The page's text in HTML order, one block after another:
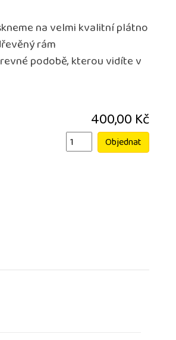
na velmi kvalitní plátno
rám
podobě, kterou vidíte v
400,00 Kč
Objednat